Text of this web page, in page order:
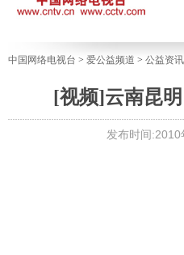
中国网络电视台 > 爱公益频道 > 公益资讯
[视频]云南昆
发布时间